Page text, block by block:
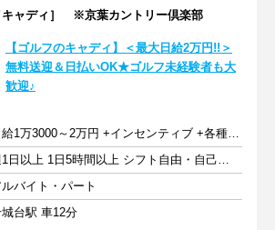
キャディ］ ※京葉カントリー倶楽部
【ゴルフのキャディ】＜最大日給2万円!!＞
無料送迎＆日払いOK★ゴルフ未経験者も大
歓迎♪
日給1万3000～2万円 +インセンティブ +各種手当
週1日以上 1日5時間以上 シフト自由・自己申告
ルバイト・パート
台駅 車12分